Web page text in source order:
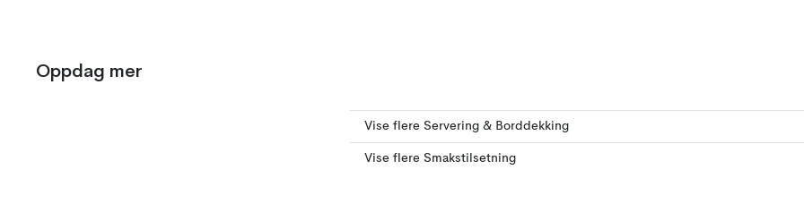
Oppdag mer
Vise flere Servering & Borddekking
Vise flere Smakstilsetning